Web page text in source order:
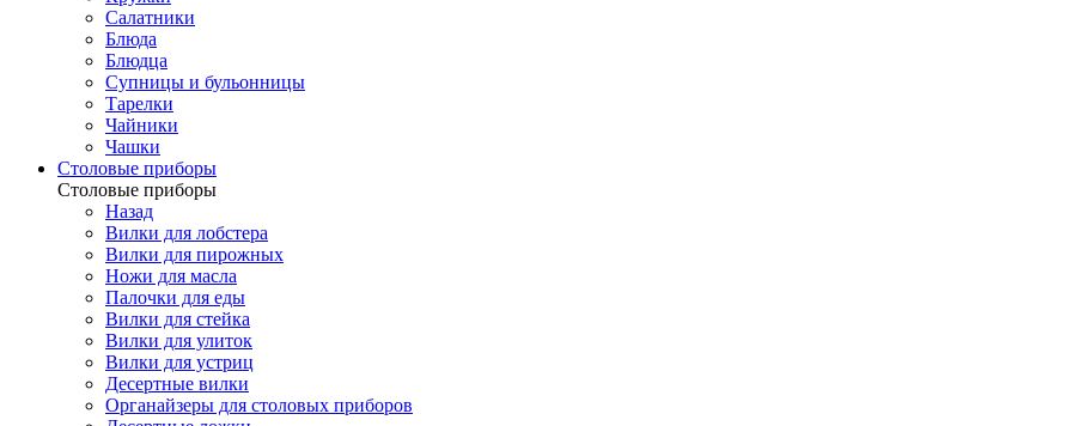
Салатники
Блюда
Блюдца
Супницы и бульонницы
Тарелки
Чайники
Чашки
Cтоловые приборы
Cтоловые приборы
Назад
Вилки для лобстера
Вилки для пирожных
Ножи для масла
Палочки для еды
Вилки для стейка
Вилки для улиток
Вилки для устриц
Десертные вилки
Органайзеры для столовых приборов